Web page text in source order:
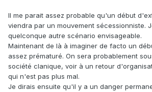
Il me parait assez probable qu'un début
viendra par un mouvement sécessionniste.
quelconque autre scénario envisageable.
Maintenant de là à imaginer de facto un
assez prématuré. On sera probablement
société clanique, voir à un retour
qui n'est pas plus mal.
Je dirais ensuite qu'il y a un danger